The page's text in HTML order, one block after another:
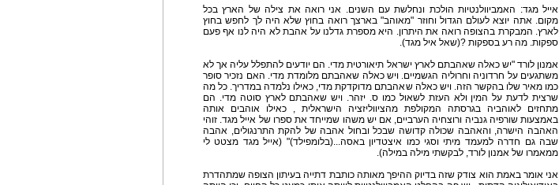
אייל מגד: האמביוולנטיות הולכת ונחלשת עם השנים. אני רואה את צילה של הארץ בכל
מקום. אתה יוצא לעולם הגדול וחוזר "מאוהב" בארצך רואה בחוץ שלא היה לך לחפש בחוץ
לארץ. המבקרת בהצופה רואה את היתרון. היא מספרת גדלנו על אהבת לא היה לנו אף פעם
ספקות. מה רע בספקות ?(שאל איל מגד).
אמנון לורד "יש כאלה שאהבתם לארץ ישראל תיאורטית מדי. הם יודעים להתפלל עליה אך לא
משתגעים על חרדוניה וחרוליה הגשמיים. ויש כאלה שאהבתם מלומדת מדי. האם נזכיר סופר
כמו מאיר שלו בהקשר הזה. ויש כאלה שאהבתם מדוקדקת מדי, כאילו נלמדה במדריך. כל מה
שרצית לדעת על המין ולא העזת לשאול כמו ס. יזהר. ויש שאהבתם לארץ סוטה מדי. הם
מתחזים לאוהביה בגרסתה המקולפת מהציווליזציה הישראלית , כאילו אוהבים אותה
באמצעות שורפיה גנביה ורוצחיה הערביים, אם יש משהו שמייחד את ספרו של אייל מגד. זוהי
האהבה הישרה, והאהבה שכולה קדושה שבכל ובחול אהבה של להקת התרנגולים, אהבה
שבה גם חדרה למעמד מיתי וסגי כמו איצטדיון באסה...(בלומפילד)" (אייל מגד מצטט לי
ממאמרו של אמנון לורד, לבקשתי מילה במילה).
אני אומר באמת הוא צודק שזה בדיוק ההיפך מאותה כותבת דתייה בעיתון הצופה שמתהדרת